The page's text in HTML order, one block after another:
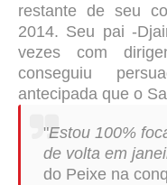
restante de seu
2014. Seu pai -
vezes com
conseguiu
antecipada que o
"Estou 100%
de volta em
do Peixe na